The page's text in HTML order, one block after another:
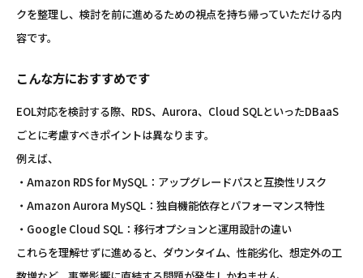
クを整理し、検討を前に進めるための視点を持ち帰っていただける内
容です。
こんな方におすすめです
EOL対応を検討する際、RDS、Aurora、Cloud SQLといったDBaaS
ごとに考慮すべきポイントは異なります。
例えば、
・Amazon RDS for MySQL：アップグレードパスと互換性リスク
・Amazon Aurora MySQL：独自機能依存とパフォーマンス特性
・Google Cloud SQL：移行オプションと運用設計の違い
これらを理解せずに進めると、ダウンタイム、性能劣化、想定外の工